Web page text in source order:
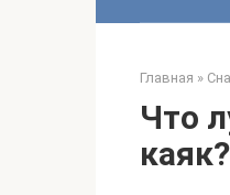
Главная »
Что
каяк?